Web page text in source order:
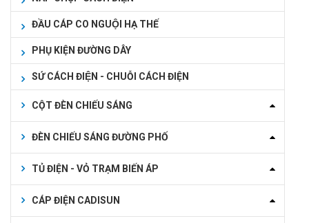
ĐẦU CÁP CO NGUỘI HẠ THẾ
PHỤ KIỆN ĐƯỜNG DÂY
SỨ CÁCH ĐIỆN - CHUỖI CÁCH ĐIỆN
CỘT ĐÈN CHIẾU SÁNG
ĐÈN CHIẾU SÁNG ĐƯỜNG PHỐ
TỦ ĐIỆN - VỎ TRẠM BIẾN ÁP
CÁP ĐIỆN CADISUN